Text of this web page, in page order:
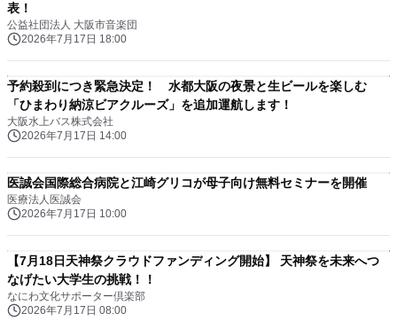
表！
公益社団法人 大阪市音楽団
2026年7月17日 18:00
予約殺到につき緊急決定！ 水都大阪の夜景と生ビールを楽しむ
「ひまわり納涼ビアクルーズ」を追加運航します！
大阪水上バス株式会社
2026年7月17日 14:00
医誠会国際総合病院と江崎グリコが母子向け無料セミナーを開催
医療法人医誠会
2026年7月17日 10:00
【7月18日天神祭クラウドファンディング開始】 天神祭を未来へつ
なげたい大学生の挑戦！！
なにわ文化サポーター倶楽部
2026年7月17日 08:00